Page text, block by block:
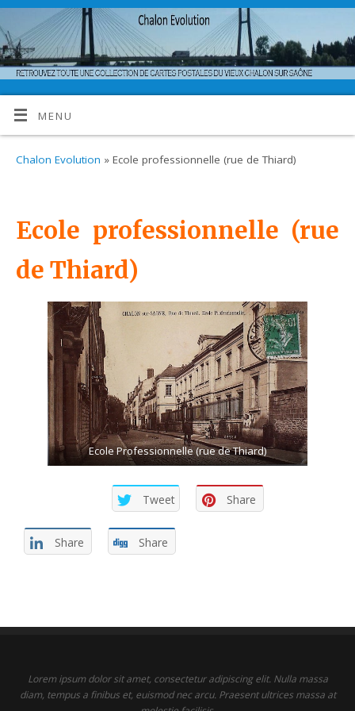
MENU
Chalon Evolution » Ecole professionnelle (rue de Thiard)
Ecole professionnelle (rue
de Thiard)
Ecole Professionnelle (rue de Thiard)
Tweet Share
Share Share
Lorem ipsum dolor sit amet, consectetur adipiscing elit. Nulla massa
diam, tempus a finibus et, euismod nec arcu. Praesent ultrices massa at